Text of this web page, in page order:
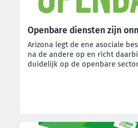
Openbare diensten zijn
Arizona legt de ene asociale
na de andere op en richt
duidelijk op de openbare